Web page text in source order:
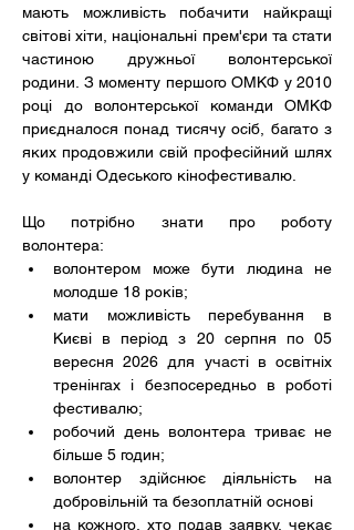
мають можливість побачити найкращі
світові хіти, національні прем'єри та стати
частиною дружньої волонтерської
родини. З моменту першого ОМКФ у 2010
році до волонтерської команди ОМКФ
приєдналося понад тисячу осіб, багато з
яких продовжили свій професійний шлях
у команді Одеського кінофестивалю.
Що потрібно знати про роботу
волонтера:
волонтером може бути людина не
молодше 18 років;
мати можливість перебування в
Києві в період з 20 серпня по 05
вересня 2026 для участі в освітніх
тренінгах і безпосередньо в роботі
фестивалю;
робочий день волонтера триває не
більше 5 годин;
волонтер здійснює діяльність на
добровільній та безоплатній основі
на кожного, хто подав заявку, чекає